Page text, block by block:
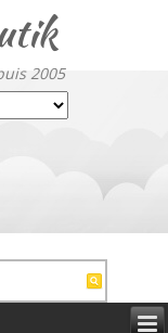
2005